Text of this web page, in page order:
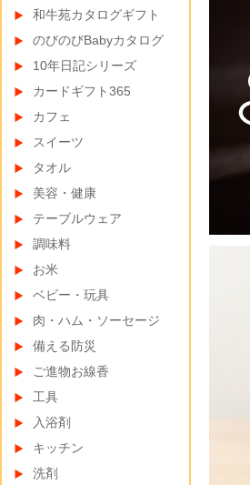
和牛苑カタログギフト
のびのびBabyカタログ
10年日記シリーズ
カードギフト365
カフェ
スイーツ
タオル
美容・健康
テーブルウェア
調味料
お米
ベビー・玩具
肉・ハム・ソーセージ
備える防災
ご進物お線香
工具
入浴剤
キッチン
洗剤